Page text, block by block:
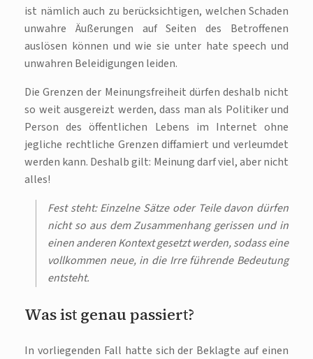
ist nämlich auch zu berücksichtigen, welchen Schaden
unwahre Äußerungen auf Seiten des Betroffenen
auslösen können und wie sie unter hate speech und
unwahren Beleidigungen leiden.
Die Grenzen der Meinungsfreiheit dürfen deshalb nicht
so weit ausgereizt werden, dass man als Politiker und
Person des öffentlichen Lebens im Internet ohne
jegliche rechtliche Grenzen diffamiert und verleumdet
werden kann. Deshalb gilt: Meinung darf viel, aber nicht
alles!
Fest steht: Einzelne Sätze oder Teile davon dürfen
nicht so aus dem Zusammenhang gerissen und in
einen anderen Kontext gesetzt werden, sodass eine
vollkommen neue, in die Irre führende Bedeutung
entsteht.
Was ist genau passiert?
In vorliegenden Fall hatte sich der Beklagte auf einen